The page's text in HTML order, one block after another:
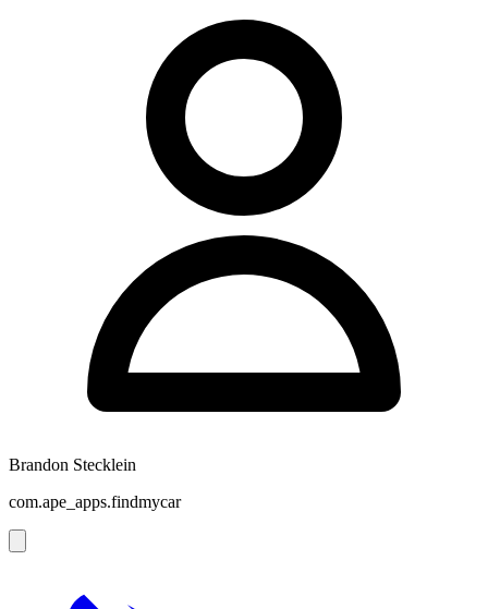
Brandon Stecklein
com.ape_apps.findmycar